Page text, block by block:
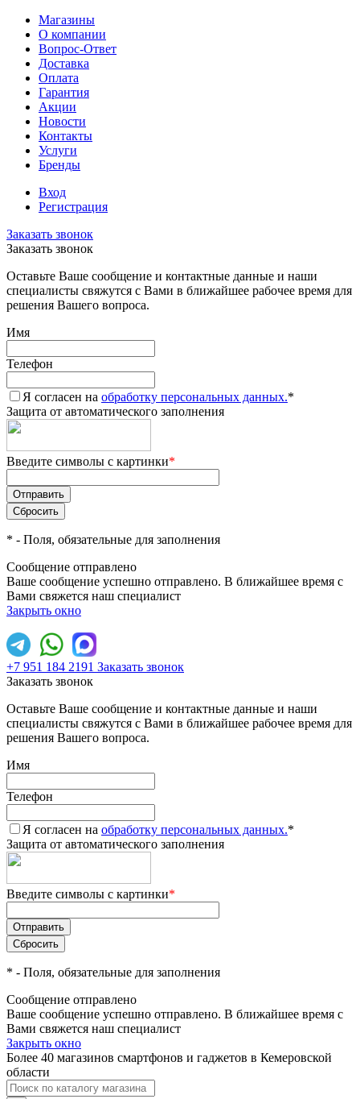
Магазины
О компании
Вопрос-Ответ
Доставка
Оплата
Гарантия
Акции
Новости
Контакты
Услуги
Бренды
Вход
Регистрация
Заказать звонок
Заказать звонок
Оставьте Ваше сообщение и контактные данные и наши
специалисты свяжутся с Вами в ближайшее рабочее время для
решения Вашего вопроса.
Имя
Телефон
Я согласен на обработку персональных данных.*
Защита от автоматического заполнения
Введите символы с картинки*
* - Поля, обязательные для заполнения
Сообщение отправлено
Ваше сообщение успешно отправлено. В ближайшее время с
Вами свяжется наш специалист
Закрыть окно
+7 951 184 2191 Заказать звонок
Заказать звонок
Оставьте Ваше сообщение и контактные данные и наши
специалисты свяжутся с Вами в ближайшее рабочее время для
решения Вашего вопроса.
Имя
Телефон
Я согласен на обработку персональных данных.*
Защита от автоматического заполнения
Введите символы с картинки*
* - Поля, обязательные для заполнения
Сообщение отправлено
Ваше сообщение успешно отправлено. В ближайшее время с
Вами свяжется наш специалист
Закрыть окно
Более 40 магазинов смартфонов и гаджетов в Кемеровской
области